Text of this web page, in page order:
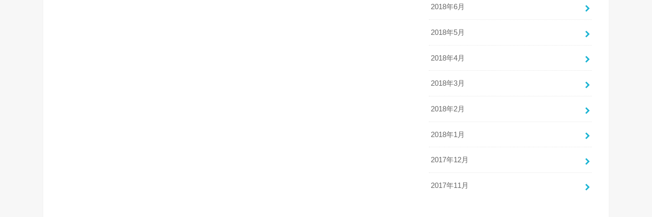
2018年6月
2018年5月
2018年4月
2018年3月
2018年2月
2018年1月
2017年12月
2017年11月